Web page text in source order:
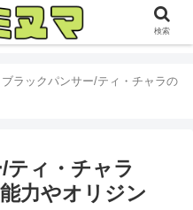
ブラックパンサー/ティ・チャラの
ティ・チャラ
力やオリジン
検索